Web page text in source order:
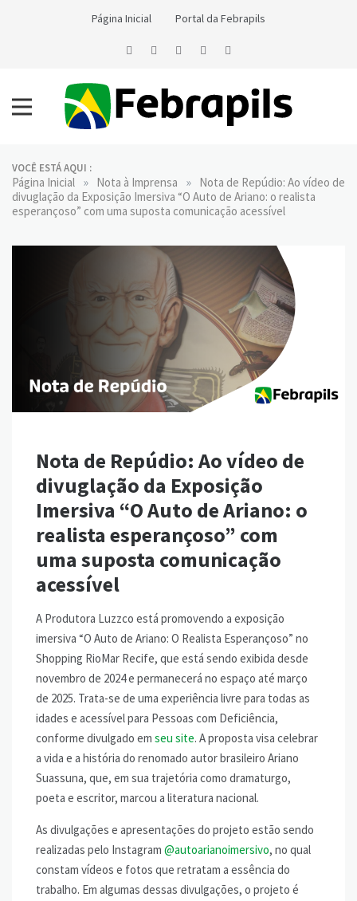
Página Inicial Portal da Febrapils
VOCÊ ESTÁ AQUI :
Página Inicial » Nota à Imprensa » Nota de Repúdio: Ao vídeo de
divuglação da Exposição Imersiva “O Auto de Ariano: o realista
esperançoso” com uma suposta comunicação acessível
Nota de Repúdio: Ao vídeo de
divuglação da Exposição
Imersiva “O Auto de Ariano: o
realista esperançoso” com
uma suposta comunicação
acessível
A Produtora Luzzco está promovendo a exposição
imersiva “O Auto de Ariano: O Realista Esperançoso” no
Shopping RioMar Recife, que está sendo exibida desde
novembro de 2024 e permanecerá no espaço até março
de 2025. Trata-se de uma experiência livre para todas as
idades e acessível para Pessoas com Deficiência,
conforme divulgado em seu site. A proposta visa celebrar
a vida e a história do renomado autor brasileiro Ariano
Suassuna, que, em sua trajetória como dramaturgo,
poeta e escritor, marcou a literatura nacional.
As divulgações e apresentações do projeto estão sendo
realizadas pelo Instagram @autoarianoimersivo, no qual
constam vídeos e fotos que retratam a essência do
trabalho. Em algumas dessas divulgações, o projeto é